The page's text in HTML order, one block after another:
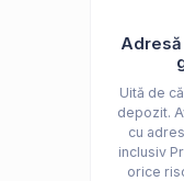
Uită de
depozit.
cu
inclusiv
orice